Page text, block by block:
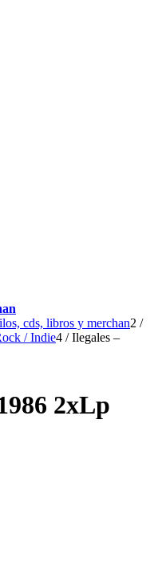
cds, libros y merchan2 /
/ Indie4 / Ilegales –
2xLp